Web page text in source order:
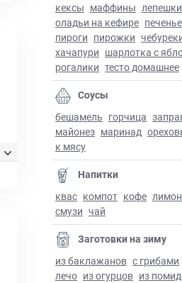
кексы маффины лепешки
оладьи на кефире
пироги пирожки
хачапури шарлотка с
рогалики тесто домашнее
Соусы
бешамель горчица
майонез маринад
к мясу
Напитки
квас компот кофе
смузи чай
Заготовки на зиму
из баклажанов с грибами
лечо из огурцов из